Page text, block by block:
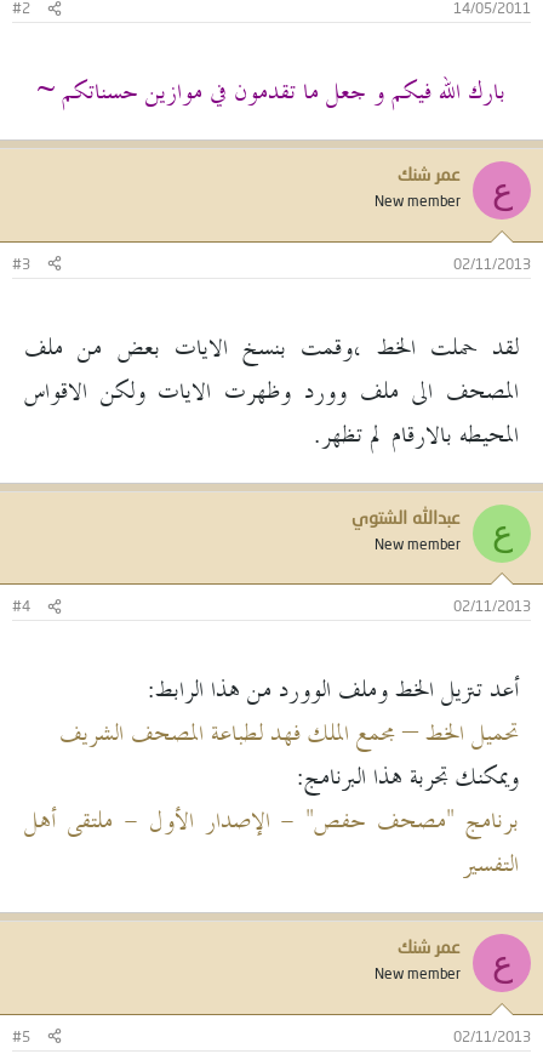
14/05/2011
#2
بارك الله فيكم و جعل ما تقدمون في موازين حسناتكم ~
ع عمر شنك
New member
02/11/2013
#3
لقد حملت الخط ،وقمت بنسخ الايات بعض من ملف
المصحف الى ملف وورد وظهرت الايات ولكن الاقواس
المحيطه بالارقام لم تظهر.
ع عبدالله الشتوي
New member
02/11/2013
#4
أعد تنزيل الخط وملف الوورد من هذا الرابط:
تحميل الخط – مجمع الملك فهد لطباعة المصحف الشريف
ويمكنك تجربة هذا البرنامج:
برنامج "مصحف حفص" - الإصدار الأول - ملتقى أهل
التفسير
ع عمر شنك
New member
02/11/2013
#5